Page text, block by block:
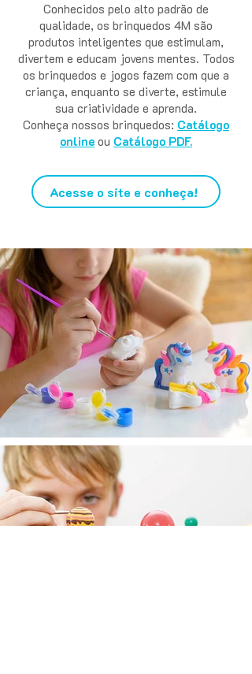
Conhecidos pelo alto padrão de
qualidade, os brinquedos 4M são
produtos inteligentes que estimulam,
divertem e educam jovens mentes. Todos
os brinquedos e jogos fazem com que a
criança, enquanto se diverte, estimule
sua criatividade e aprenda.
Conheça nossos brinquedos: Catálogo
online ou Catálogo PDF.
Acesse o site e conheça!